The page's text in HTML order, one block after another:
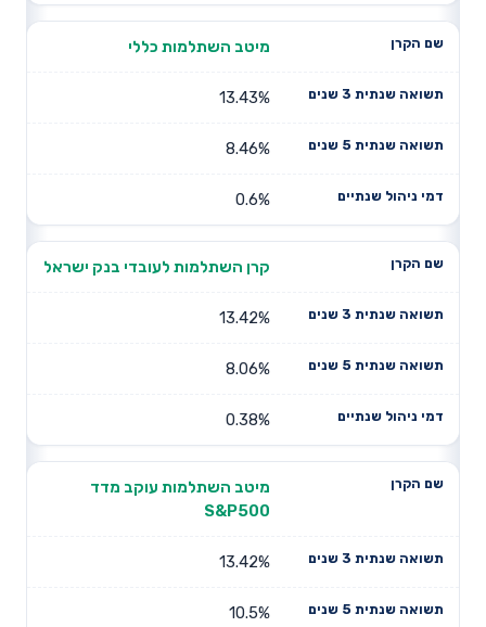
מיטב השתלמות כללי
13.43%
8.46%
0.6%
קרן השתלמות לעובדי בנק ישראל
13.42%
8.06%
0.38%
מיטב השתלמות עוקב מדד
S&P500
13.42%
10.5%